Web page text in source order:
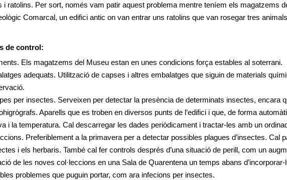
i ratolins. Per sort, només vam patir aquest problema mentre teníem els magatzems
Comarcal, un edifici antic on van entrar uns ratolins que van rosegar tres
de control:
Els magatzems del Museu estan en unes condicions força estables al soterrani.
adequats. Utilització de capses i altres embalatges que siguin de materials
per insectes. Serveixen per detectar la presència de determinats insectes, encara
Aparells que es troben en diversos punts de l’edifici i que, de forma
i la temperatura. Cal descarregar les dades periòdicament i tractar-les amb un
Preferiblement a la primavera per a detectar possibles plagues d’insectes. Cal
i els herbaris. També cal fer controls després d’una situació de perill, com un
de les noves col·leccions en una Sala de Quarentena un temps abans
problemes que puguin portar, com ara infecions per insectes.